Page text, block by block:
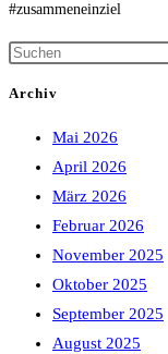
#zusammeneinziel
Archiv
Mai 2026
April 2026
März 2026
Februar 2026
November 2025
Oktober 2025
September 2025
August 2025